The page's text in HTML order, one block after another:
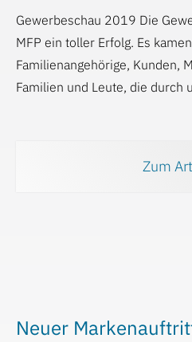
Gewerbeschau 2019 Die
MFP ein toller Erfolg. Es
Familienangehörige, Kunden,
Familien und Leute, die durch
Zum
Neuer